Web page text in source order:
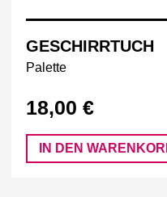
GESCHIRRTUCH
Palette
18,00 €
IN DEN